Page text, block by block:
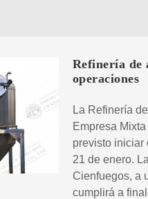
Refinería de
operaciones
La Refinería
Empresa
previsto iniciar
21 de enero.
Cienfuegos, a
cumplirá a